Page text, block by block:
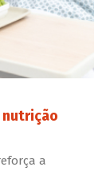
nutrição
a